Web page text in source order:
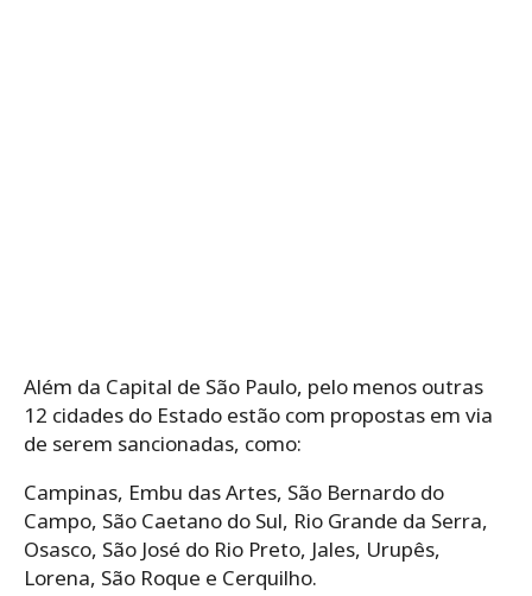
Além da Capital de São Paulo, pelo menos outras
12 cidades do Estado estão com propostas em via
de serem sancionadas, como:
Campinas, Embu das Artes, São Bernardo do
Campo, São Caetano do Sul, Rio Grande da Serra,
Osasco, São José do Rio Preto, Jales, Urupês,
Lorena, São Roque e Cerquilho.